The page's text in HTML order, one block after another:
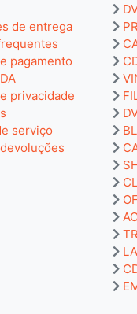
de entrega
pagamento
privacidade
serviço